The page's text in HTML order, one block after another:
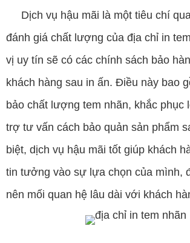
Dịch vụ hậu mãi là một tiêu chí
đánh giá chất lượng của địa chỉ in
vị uy tín sẽ có các chính sách bảo
khách hàng sau in ấn. Điều này bao
bảo chất lượng tem nhãn, khắc phục
trợ tư vấn cách bảo quản sản phẩm
biệt, dịch vụ hậu mãi tốt giúp khách
tin tưởng vào sự lựa chọn của mình,
nên mối quan hệ lâu dài với khách